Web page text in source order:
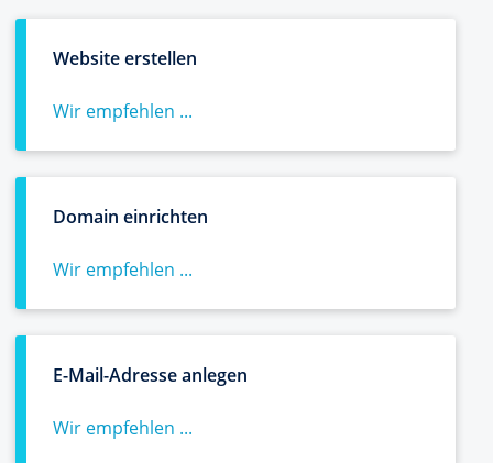
Website erstellen
Wir empfehlen ...
Domain einrichten
Wir empfehlen ...
E-Mail-Adresse anlegen
Wir empfehlen ...